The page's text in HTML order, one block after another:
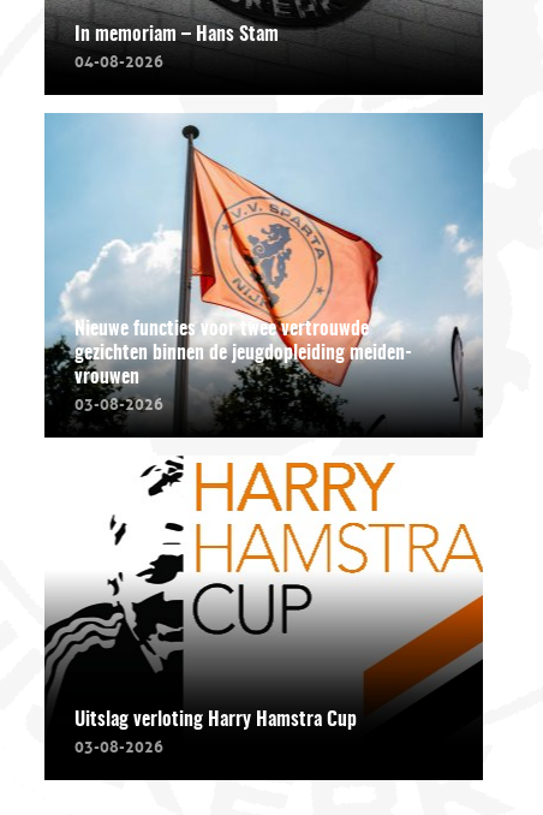
In memoriam – Hans Stam
04-08-2026
Nieuwe functies voor twee vertrouwde
gezichten binnen de jeugdopleiding meiden-
vrouwen
03-08-2026
Uitslag verloting Harry Hamstra Cup
03-08-2026